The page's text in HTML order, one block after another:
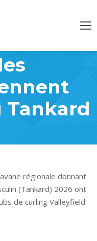
Tankard
régionale donnant
(Tankard) 2026 ont
de curling Valleyfield